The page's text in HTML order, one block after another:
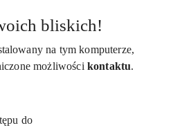
bliskich!
na tym komputerze,
możliwości kontaktu.
do